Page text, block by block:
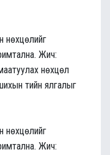
нөхцөлийг
Жич:
нөхцөл
тийн ялгалыг
нөхцөлийг
Жич: